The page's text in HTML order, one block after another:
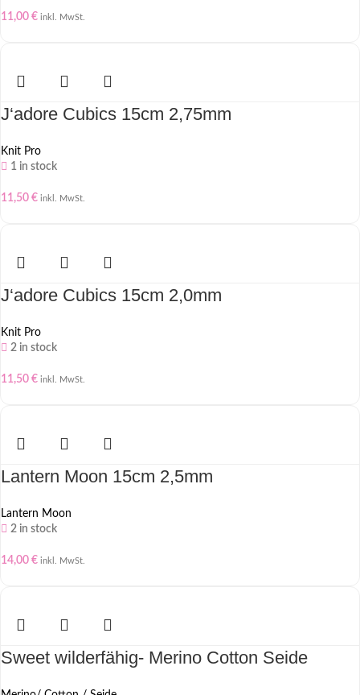
11,00 € inkl. MwSt.
J‘adore Cubics 15cm 2,75mm
Knit Pro
1 in stock
11,50 € inkl. MwSt.
J‘adore Cubics 15cm 2,0mm
Knit Pro
2 in stock
11,50 € inkl. MwSt.
Lantern Moon 15cm 2,5mm
Lantern Moon
2 in stock
14,00 € inkl. MwSt.
Sweet wilderfähig- Merino Cotton Seide